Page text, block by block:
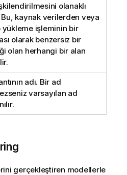
olanaklı
Bu, kaynak verilerden veya
yükleme işleminin bir
olarak benzersiz bir
olan herhangi bir alan
adı. Bir ad
varsayılan ad
gerçekleştiren modellerle